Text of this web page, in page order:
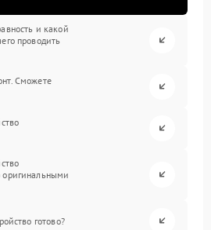
и какой
проводить
Сможете
оригинальными
готово?